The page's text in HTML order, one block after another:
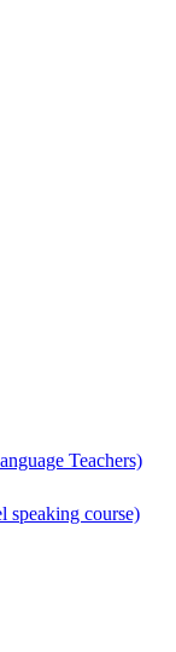
Teachers)
course)